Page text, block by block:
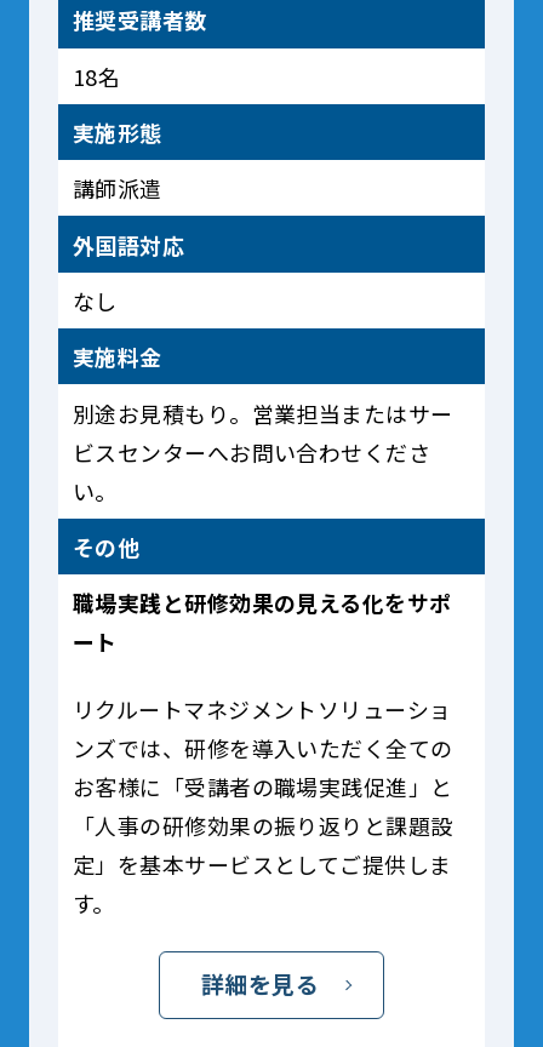
推奨受講者数
18名
実施形態
講師派遣
外国語対応
なし
実施料金
別途お見積もり。営業担当またはサー
ビスセンターへお問い合わせくださ
い。
その他
職場実践と研修効果の見える化をサポ
ート
リクルートマネジメントソリューショ
ンズでは、研修を導入いただく全ての
お客様に「受講者の職場実践促進」と
「人事の研修効果の振り返りと課題設
定」を基本サービスとしてご提供しま
す。
詳細を見る